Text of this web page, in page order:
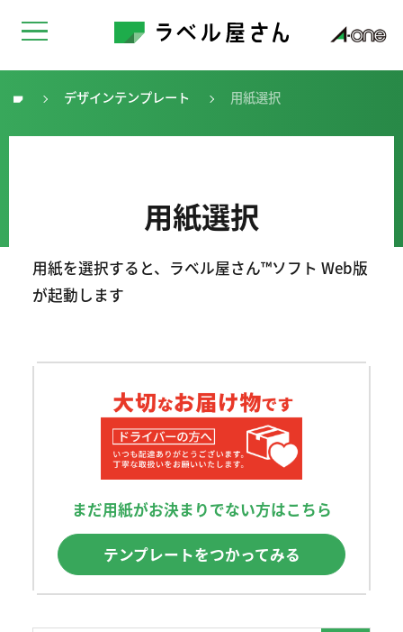
トップ デザインテンプレート 用紙選択
用紙選択
用紙を選択すると、ラベル屋さん™ソフト Web版
が起動します
まだ用紙がお決まりでない方はこちら
テンプレートをつかってみる